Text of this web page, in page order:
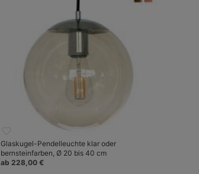
Glaskugel-Pendelleuchte klar oder
bernsteinfarben, Ø 20 bis 40 cm
ab 228,00 €